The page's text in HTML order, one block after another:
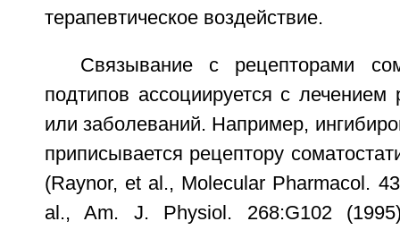
терапевтическое воздействие.
Связывание с рецепторами
подтипов ассоциируется с лечением
или заболеваний. Например,
приписывается рецептору
(Raynor, et al., Molecular Pharmacol.
al., Am. J. Physiol. 268:G102